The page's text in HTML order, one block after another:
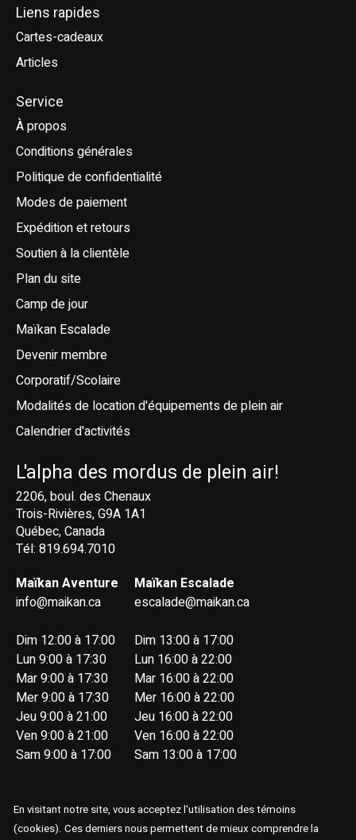
Liens rapides
Cartes-cadeaux
Articles
Service
À propos
Conditions générales
Politique de confidentialité
Modes de paiement
Expédition et retours
Soutien à la clientèle
Plan du site
Camp de jour
Maïkan Escalade
Devenir membre
Corporatif/Scolaire
Modalités de location d'équipements de plein air
Calendrier d'activités
L'alpha des mordus de plein air!
2206, boul. des Chenaux
Trois-Rivières, G9A 1A1
Québec, Canada
Tél: 819.694.7010
Maïkan Aventure
info@maikan.ca
Dim 12:00 à 17:00
Lun 9:00 à 17:30
Mar 9:00 à 17:30
Mer 9:00 à 17:30
Jeu 9:00 à 21:00
Ven 9:00 à 21:00
Sam 9:00 à 17:00
Maïkan Escalade
escalade@maikan.ca
Dim 13:00 à 17:00
Lun 16:00 à 22:00
Mar 16:00 à 22:00
Mer 16:00 à 22:00
Jeu 16:00 à 22:00
Ven 16:00 à 22:00
Sam 13:00 à 17:00
En visitant notre site, vous acceptez l'utilisation des témoins
(cookies). Ces derniers nous permettent de mieux comprendre la